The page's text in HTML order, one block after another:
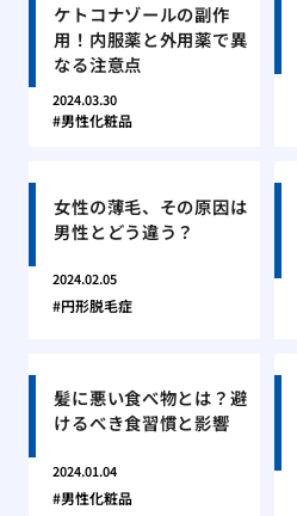
ケトコナゾールの副作
用！内服薬と外用薬で異
なる注意点
2024.03.30
男性化粧品
女性の薄毛、その原因は
男性とどう違う？
2024.02.05
円形脱毛症
髪に悪い食べ物とは？避
けるべき食習慣と影響
2024.01.04
男性化粧品